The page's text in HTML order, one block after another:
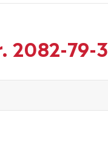
2082-79-3